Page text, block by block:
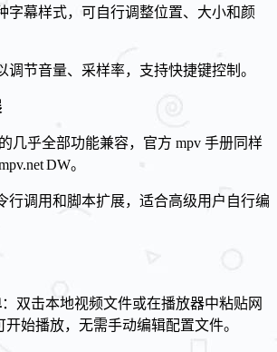
字幕样式，可自行调整位置、大小和颜
调节音量、采样率，支持快捷键控制。
几乎全部功能兼容，官方 mpv 手册同样
DW。
行调用和脚本扩展，适合高级用户自行编
：双击本地视频文件或在播放器中粘贴网
始播放，无需手动编辑配置文件。